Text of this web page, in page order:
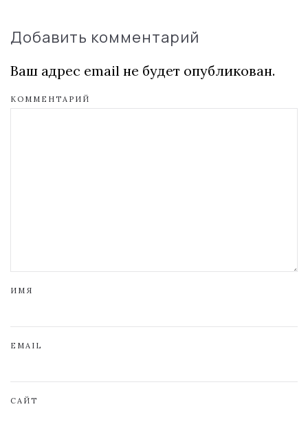
Добавить комментарий
Ваш адрес email не будет опубликован.
КОММЕНТАРИЙ
ИМЯ
EMAIL
САЙТ